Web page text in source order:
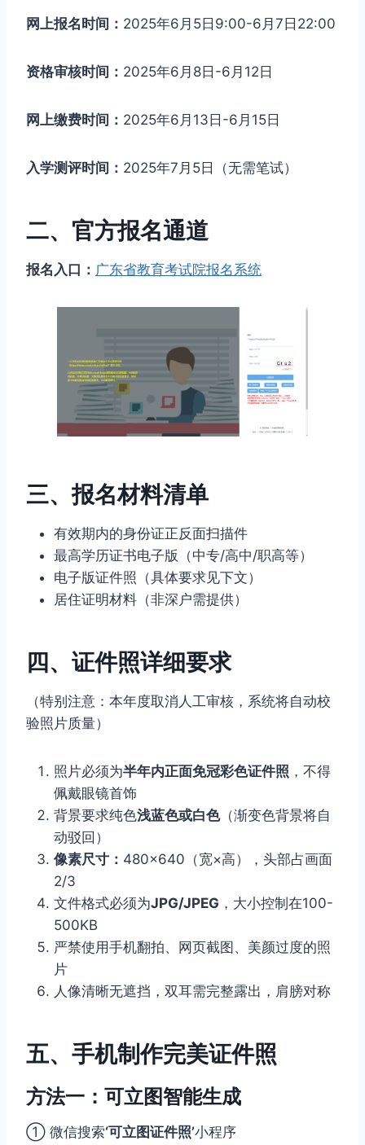
网上报名时间： 2025年6月5日9:00-6月7日22:00
资格审核时间： 2025年6月8日-6月12日
网上缴费时间： 2025年6月13日-6月15日
入学测评时间： 2025年7月5日（无需笔试）
二、官方报名通道
报名入口： 广东省教育考试院报名系统
三、报名材料清单
有效期内的身份证正反面扫描件
最高学历证书电子版（中专/高中/职高等）
电子版证件照（具体要求见下文）
居住证明材料（非深户需提供）
四、证件照详细要求
（特别注意：本年度取消人工审核，系统将自动校
验照片质量）
照片必须为半年内正面免冠彩色证件照 ，不得
佩戴眼镜首饰
背景要求纯色浅蓝色或白色（渐变色背景将自
动驳回）
像素尺寸： 480×640（宽×高），头部占画面
2/3
文件格式必须为JPG/JPEG ，大小控制在100-
500KB
严禁使用手机翻拍、网页截图、美颜过度的照
片
人像清晰无遮挡，双耳需完整露出，肩膀对称
五、手机制作完美证件照
方法一：可立图智能生成
① 微信搜索‘可立图证件照’小程序